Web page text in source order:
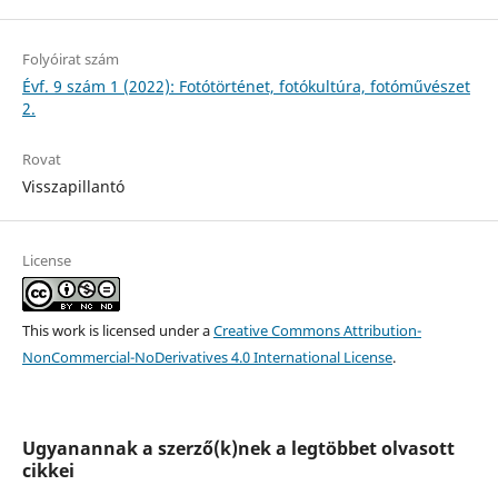
Folyóirat szám
Évf. 9 szám 1 (2022): Fotótörténet, fotókultúra, fotóművészet
2.
Rovat
Visszapillantó
License
This work is licensed under aCreative Commons Attribution-
NonCommercial-NoDerivatives 4.0 International License.
Ugyanannak a szerző(k)nek a legtöbbet olvasott
cikkei